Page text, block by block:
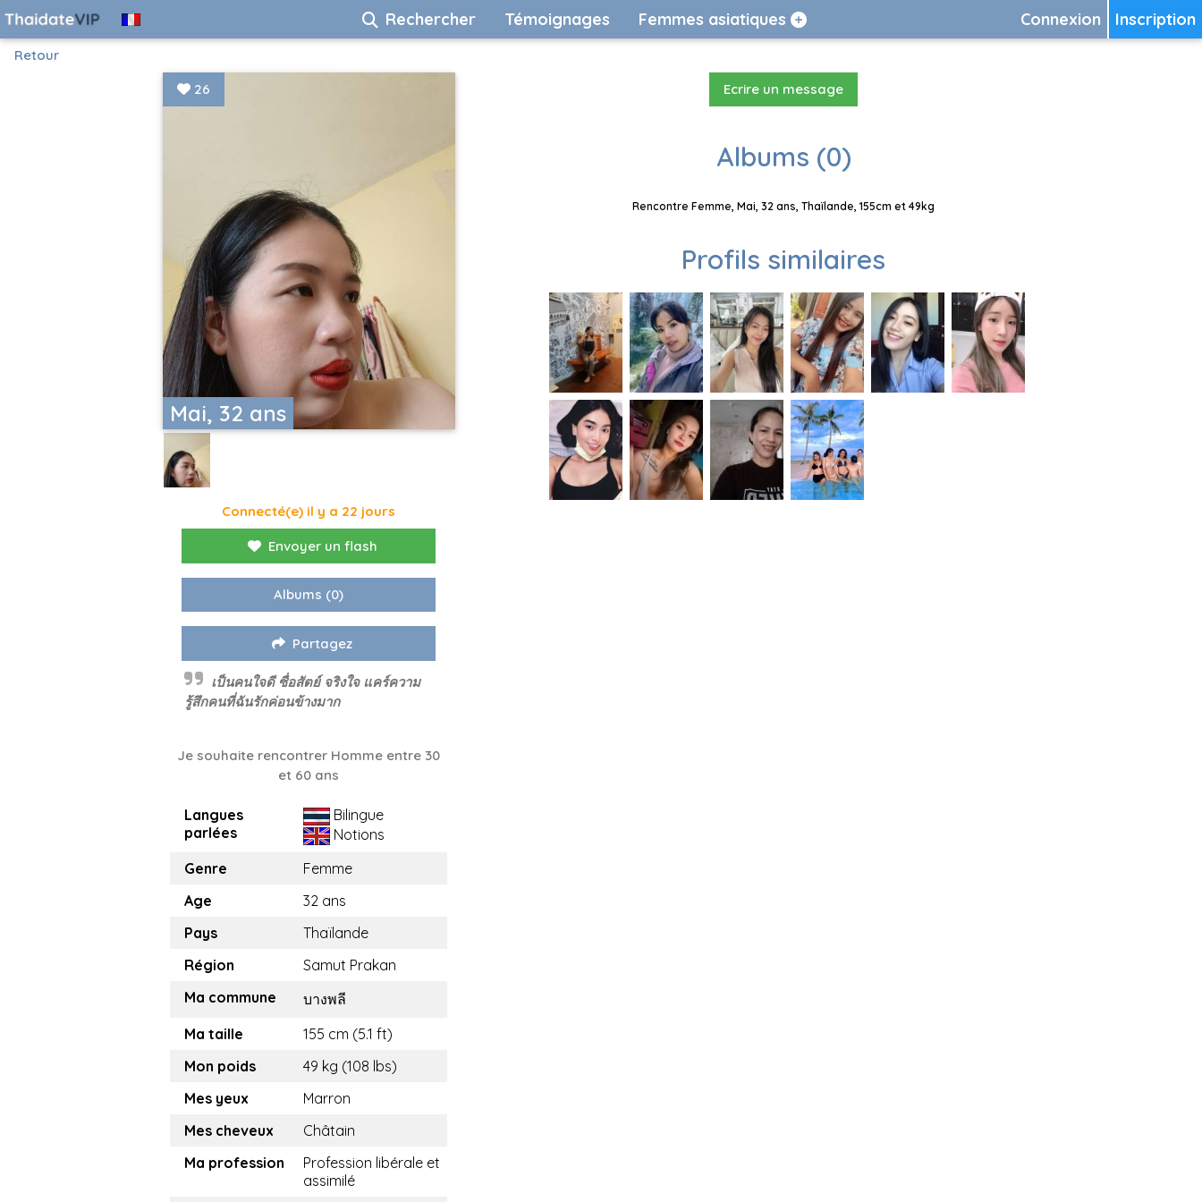
Inscription
Connexion
Rechercher Témoignages Femmes asiatiques
Retour
Mai, 32 ans
26
Connecté(e) il y a 22 jours
Envoyer un flash
Albums (0)
Partagez
เป็นคนใจดี ซื่อสัตย์ จริงใจ แคร์ความ
รู้สึกคนที่ฉันรักค่อนข้างมาก
Je souhaite rencontrer Homme entre 30
et 60 ans
Langues
parlées
Bilingue
Notions
Genre
Femme
Age
32 ans
Pays
Thaïlande
Région
Samut Prakan
Ma commune
บางพลี
Ma taille
155 cm (5.1 ft)
Mon poids
49 kg (108 lbs)
Mes yeux
Marron
Mes cheveux
Châtain
Ma profession
Profession libérale et
assimilé
Ecrire un message
Albums (0)
Rencontre Femme, Mai, 32 ans, Thaïlande, 155cm et 49kg
Profils similaires